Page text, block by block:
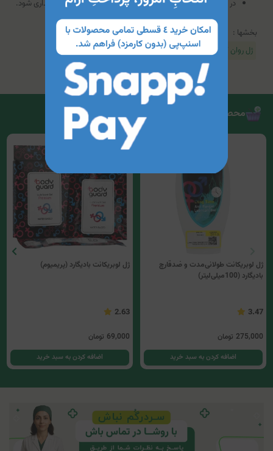
در محلی خشک، خنک و دور از نور خورشید و دسترس اطفال نگهداری شود.
بخشها :
ژل روان کننده
محصولات مرتبط
ژل لوبریکانت طولانی‌مدت و ضدقارچ
بادیگارد (100میلی‌لیتر)
3.47
275,000 تومان
اضافه کردن به سبد خرید
ژل لوبریکانت بادیگارد (پریمیوم)
2.63
69,000 تومان
اضافه کردن به سبد خرید